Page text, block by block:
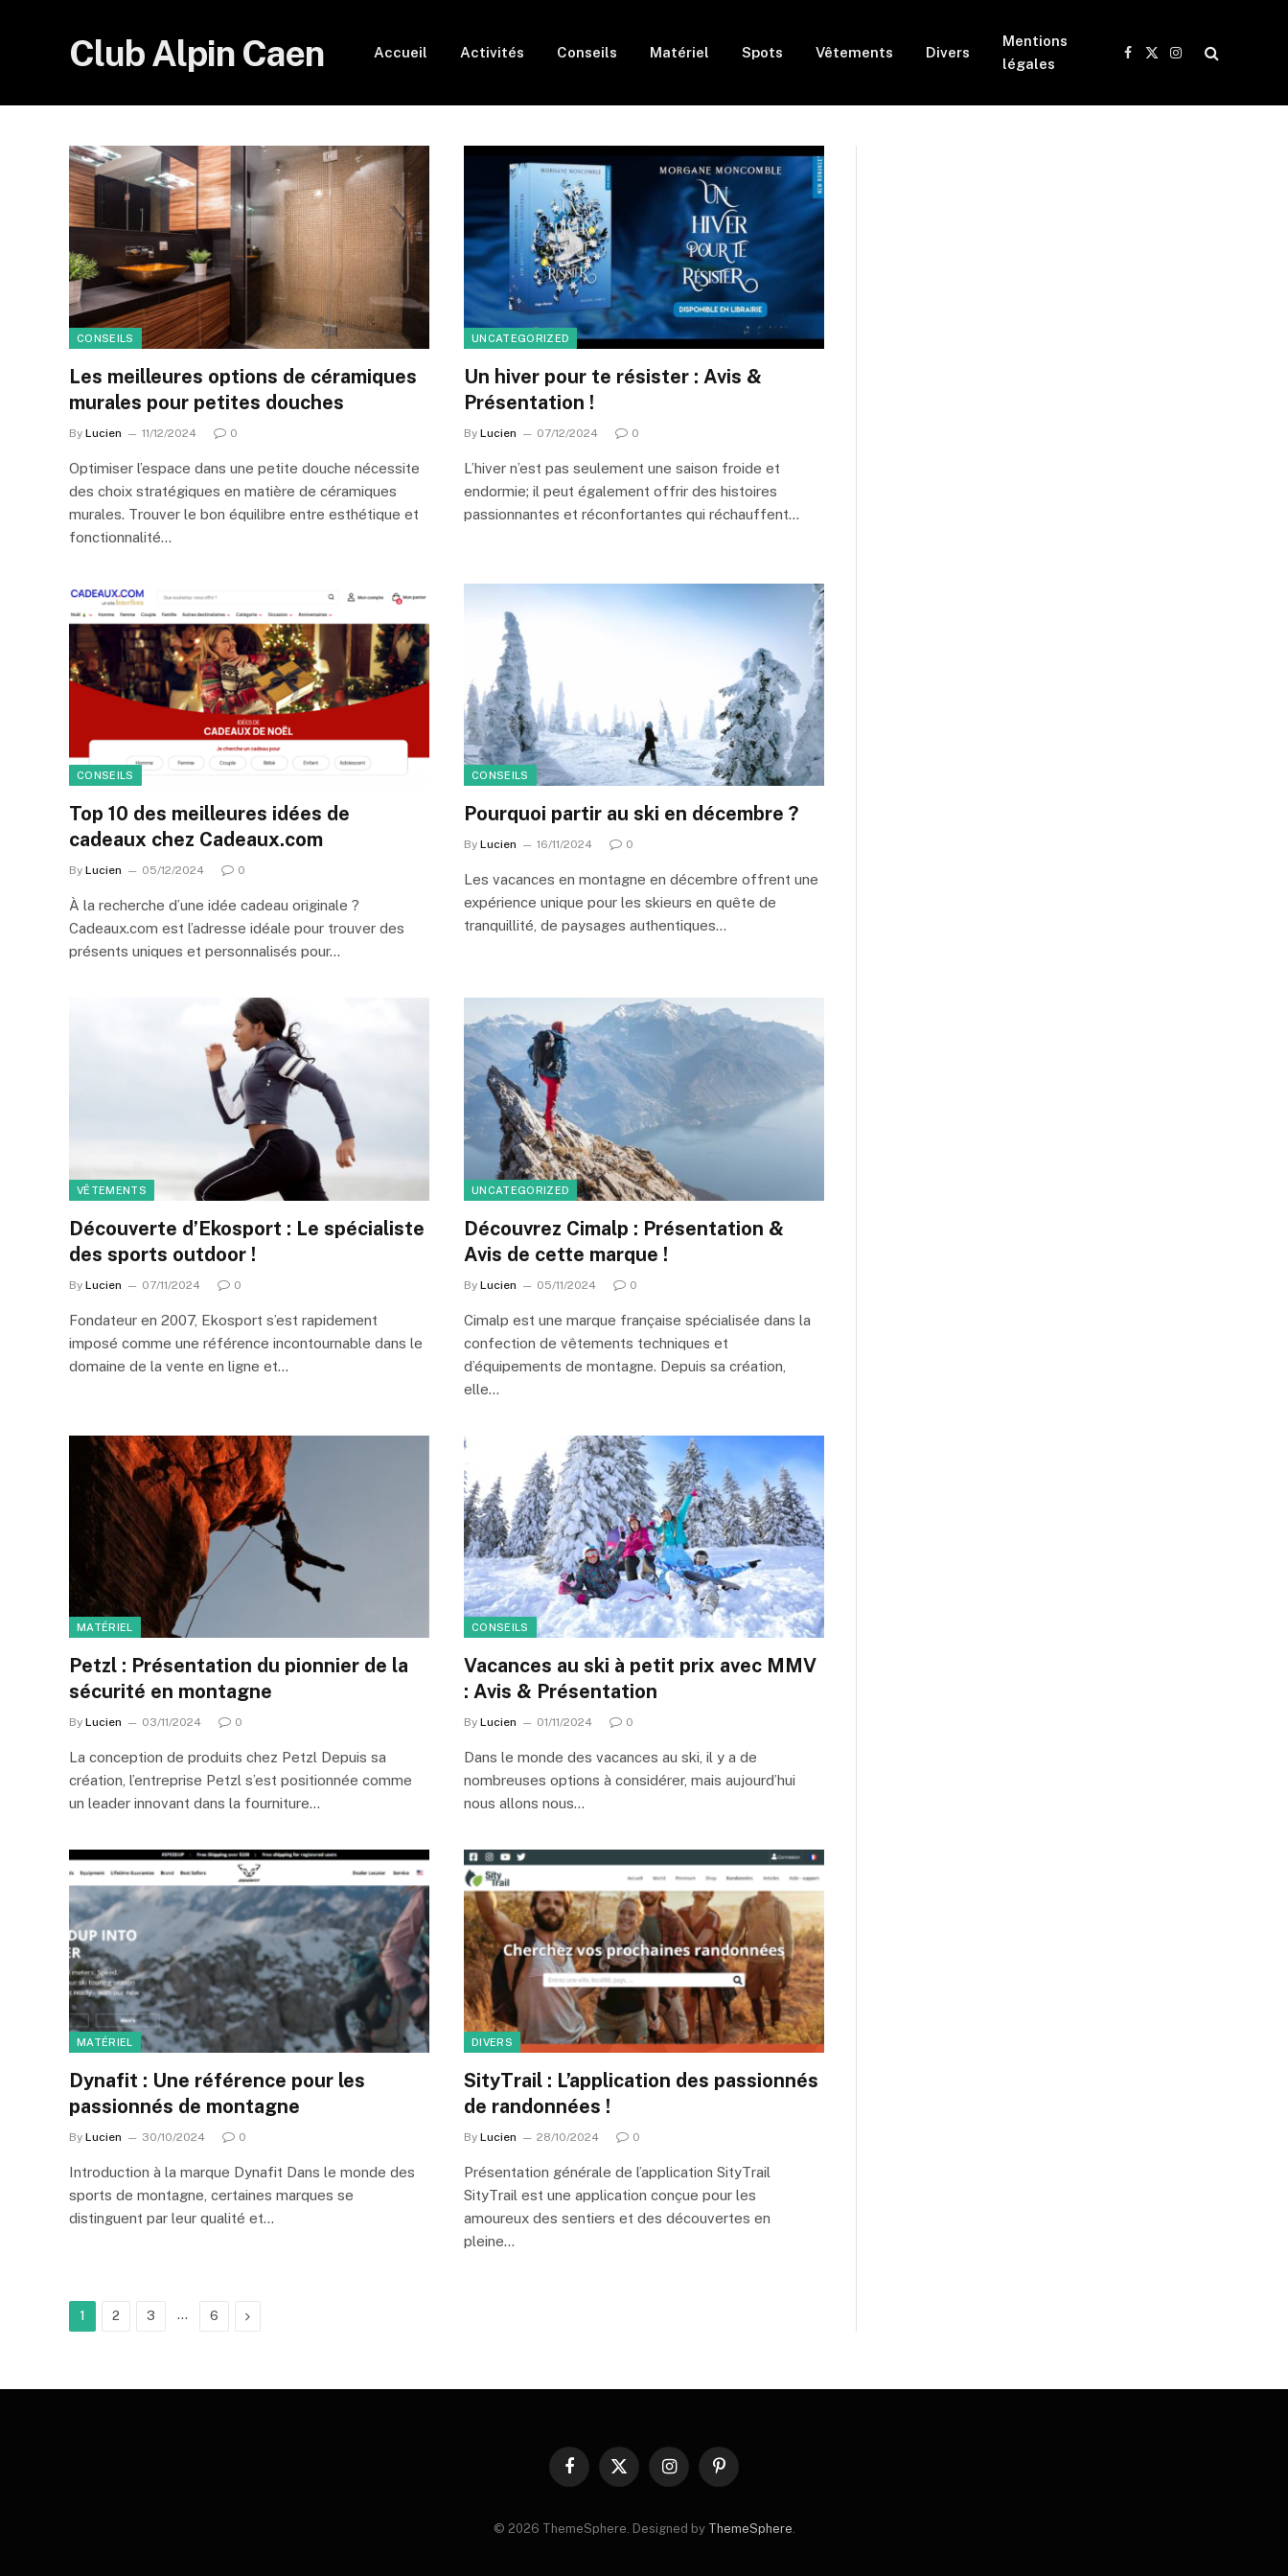
Club Alpin Caen Accueil Activités Conseils Matériel Spots Vêtements Divers
Mentions
légales
Facebook
X
Instagram
CONSEILS
Les meilleures options de céramiques
murales pour petites douches
By Lucien 11/12/2024 0
Optimiser l’espace dans une petite douche nécessite
des choix stratégiques en matière de céramiques
murales. Trouver le bon équilibre entre esthétique et
fonctionnalité…
UNCATEGORIZED
Un hiver pour te résister : Avis &
Présentation !
By Lucien 07/12/2024 0
L’hiver n’est pas seulement une saison froide et
endormie; il peut également offrir des histoires
passionnantes et réconfortantes qui réchauffent…
CONSEILS
Top 10 des meilleures idées de
cadeaux chez Cadeaux.com
By Lucien 05/12/2024 0
À la recherche d’une idée cadeau originale ?
Cadeaux.com est l’adresse idéale pour trouver des
présents uniques et personnalisés pour…
CONSEILS
Pourquoi partir au ski en décembre ?
By Lucien 16/11/2024 0
Les vacances en montagne en décembre offrent une
expérience unique pour les skieurs en quête de
tranquillité, de paysages authentiques…
VÊTEMENTS
Découverte d’Ekosport : Le spécialiste
des sports outdoor !
By Lucien 07/11/2024 0
Fondateur en 2007, Ekosport s’est rapidement
imposé comme une référence incontournable dans le
domaine de la vente en ligne et…
UNCATEGORIZED
Découvrez Cimalp : Présentation &
Avis de cette marque !
By Lucien 05/11/2024 0
Cimalp est une marque française spécialisée dans la
confection de vêtements techniques et
d’équipements de montagne. Depuis sa création,
elle…
MATÉRIEL
Petzl : Présentation du pionnier de la
sécurité en montagne
By Lucien 03/11/2024 0
La conception de produits chez Petzl Depuis sa
création, l’entreprise Petzl s’est positionnée comme
un leader innovant dans la fourniture…
CONSEILS
Vacances au ski à petit prix avec MMV
: Avis & Présentation
By Lucien 01/11/2024 0
Dans le monde des vacances au ski, il y a de
nombreuses options à considérer, mais aujourd’hui
nous allons nous…
MATÉRIEL
Dynafit : Une référence pour les
passionnés de montagne
By Lucien 30/10/2024 0
Introduction à la marque Dynafit Dans le monde des
sports de montagne, certaines marques se
distinguent par leur qualité et…
DIVERS
SityTrail : L’application des passionnés
de randonnées !
By Lucien 28/10/2024 0
Présentation générale de l’application SityTrail
SityTrail est une application conçue pour les
amoureux des sentiers et des découvertes en
pleine…
1 2 3 … 6 Next
Facebook
X
InstagramPinterest
© 2026 ThemeSphere. Designed by ThemeSphere